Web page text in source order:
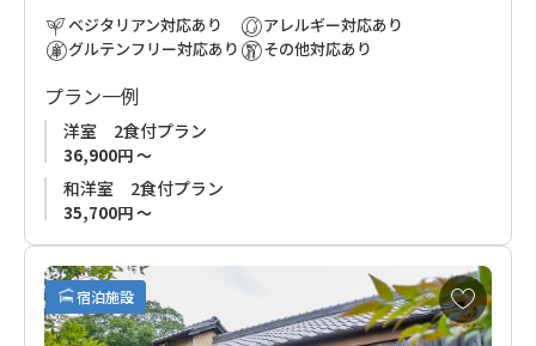
■ご注意
下記期間、わたらせ温泉大露天風呂（男湯のみ、奥の3か所）の
工事を行います。
工事期間：2024年7月1日～1年半程度
工事期間中は他箇所への立ち入り制限などをお願いする場合が
ございます。
ご不便をおかけしますがご理解のほどお願いいたします。
ベジタリアン対応あり
グルテンフリー対応あり
アレルギー対応あり
その他対応あり
プラン一例
洋室 2食付プラン
36,900円 ～
和洋室 2食付プラン
35,700円 ～
宿泊施設
お
気
に